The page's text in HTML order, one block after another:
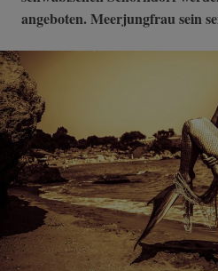
angeboten. Meerjungfrau sein